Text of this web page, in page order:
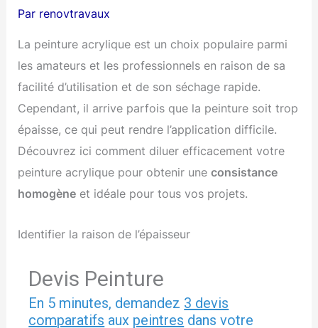
Par renovtravaux
La peinture acrylique est un choix populaire parmi
les amateurs et les professionnels en raison de sa
facilité d’utilisation et de son séchage rapide.
Cependant, il arrive parfois que la peinture soit trop
épaisse, ce qui peut rendre l’application difficile.
Découvrez ici comment diluer efficacement votre
peinture acrylique pour obtenir uneconsistance
homogène et idéale pour tous vos projets.
Identifier la raison de l’épaisseur
Devis Peinture
En 5 minutes, demandez 3 devis
comparatifs aux peintres dans votre